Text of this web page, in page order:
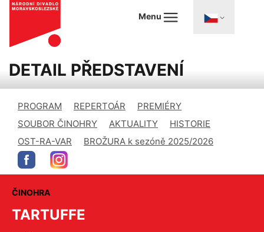
Menu
DETAIL PŘEDSTAVENÍ
PROGRAM REPERTOÁR
PREMIÉRY
SOUBOR ČINOHRY
AKTUALITY
HISTORIE
OST-RA-VAR
BROŽURA k sezóně 2025/2026
ČINOHRA
TARTUFFE